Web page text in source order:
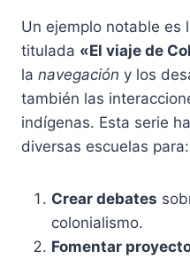
Un ejemplo notable es
titulada «El viaje de
la navegación y los
también las
indígenas. Esta serie
diversas escuelas para:
Crear debates
colonialismo.
Fomentar